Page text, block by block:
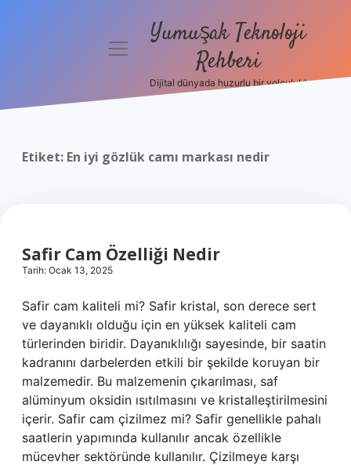
Politikası
menüyüYumuşak Teknoloji
Rehberi
Dijital dünyada huzurlu bir yolculuk!
Etiket: En iyi gözlük camı markası nedir
Safir Cam Özelliği Nedir
Tarih: Ocak 13, 2025
Safir cam kaliteli mi? Safir kristal, son derece sert
ve dayanıklı olduğu için en yüksek kaliteli cam
türlerinden biridir. Dayanıklılığı sayesinde, bir saatin
kadranını darbelerden etkili bir şekilde koruyan bir
malzemedir. Bu malzemenin çıkarılması, saf
alüminyum oksidin ısıtılmasını ve kristalleştirilmesini
içerir. Safir cam çizilmez mi? Safir genellikle pahalı
saatlerin yapımında kullanılır ancak özellikle
mücevher sektöründe kullanılır. Çizilmeye karşı